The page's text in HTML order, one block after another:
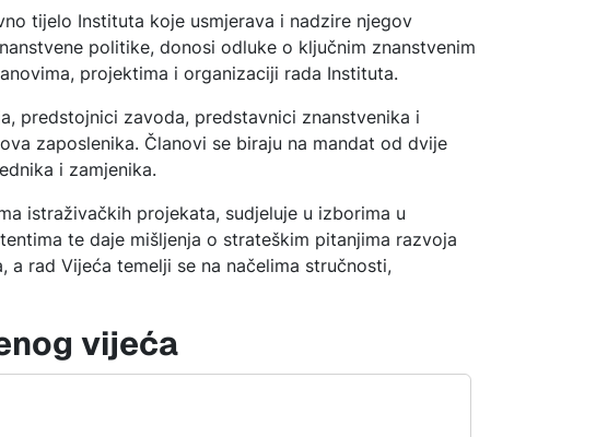
tijelo Instituta koje usmjerava i nadzire njegov
politike, donosi odluke o ključnim znanstvenim
projektima i organizaciji rada Instituta.
predstojnici zavoda, predstavnici znanstvenika i
zaposlenika. Članovi se biraju na mandat od dvije
i zamjenika.
istraživačkih projekata, sudjeluje u izborima u
te daje mišljenja o strateškim pitanjima razvoja
a rad Vijeća temelji se na načelima stručnosti,
vijeća